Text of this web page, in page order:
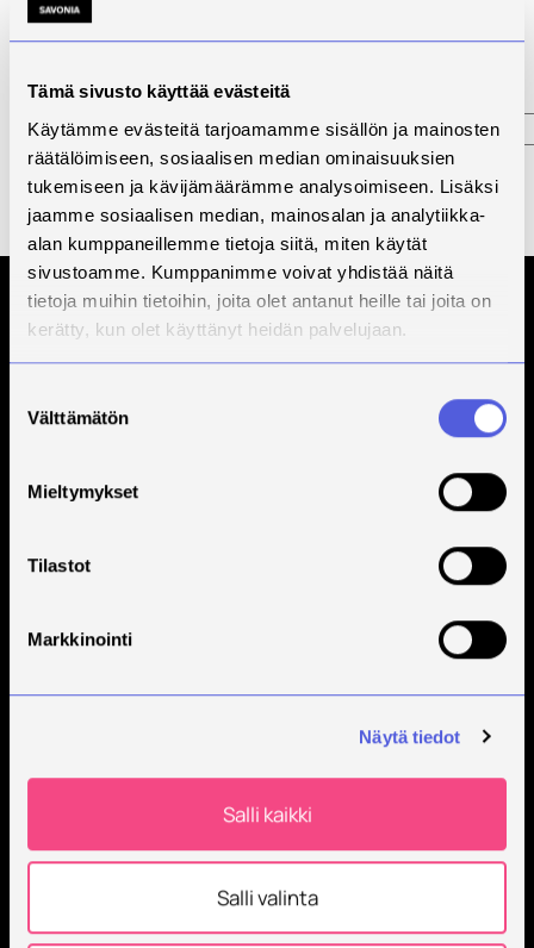
Tämä sivusto käyttää evästeitä
Käytämme evästeitä tarjoamamme sisällön ja mainosten
räätälöimiseen, sosiaalisen median ominaisuuksien
tukemiseen ja kävijämäärämme analysoimiseen. Lisäksi
jaamme sosiaalisen median, mainosalan ja analytiikka-
alan kumppaneillemme tietoja siitä, miten käytät
sivustoamme. Kumppanimme voivat yhdistää näitä
tietoja muihin tietoihin, joita olet antanut heille tai joita on
kerätty, kun olet käyttänyt heidän palvelujaan.
valinta
Välttämätön
Mieltymykset
Tilastot
Markkinointi
Näytä tiedot
Salli kaikki
Salli valinta
Savonian uuden opinto-oppaan (2023 ja tämän
päivitystarpeiden takia.
Tilaa Savonian uutiskirje
Savonia on kansainvälinen työelämäläheinen
innovoi.